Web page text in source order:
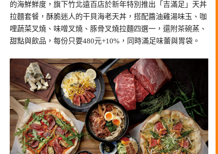
的海鮮鮮度，旗下竹北遠百店於新年特別推出「吉滿足」天丼
拉麵套餐，酥脆迷人的干貝海老天丼，搭配醬油雞湯味玉、咖
哩蔬菜叉燒、味噌叉燒、豚骨叉燒拉麵四選一，還附茶碗蒸、
甜點與飲品，每份只要480元+10%，同時滿足味蕾與胃袋。